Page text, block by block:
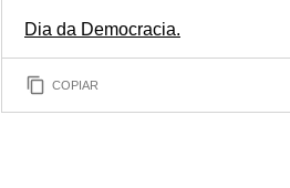
Dia da Democracia.
COPIAR